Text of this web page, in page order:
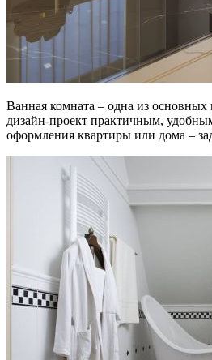
Ванная комната – одна из основных
дизайн-проект практичным,
оформления квартиры или дома –